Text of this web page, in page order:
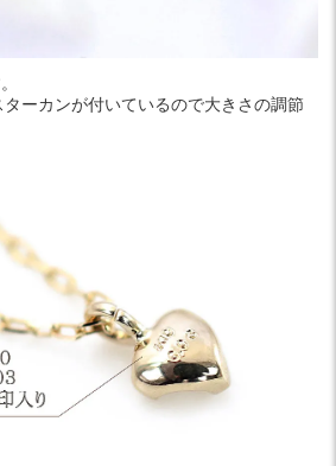
ーカンが付いているので大きさの調節